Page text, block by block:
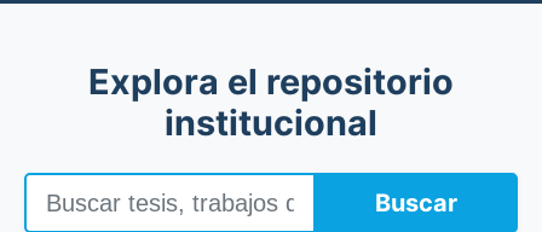
Explora el repositorio
institucional
Buscar